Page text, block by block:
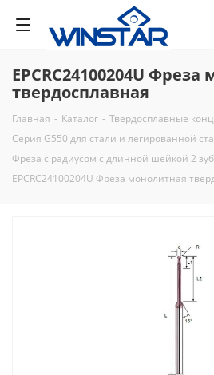
EPCRC24100204U
твердосплавная
Главная - Каталог - Твердосплавные
Серия G550 для стали и легированной
Фреза с радиусом с длинной шейкой 2
EPCRC24100204U Фреза монолитная